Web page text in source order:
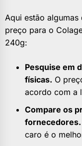
Aqui estão
preço para o
240g:
Pesquise em
físicas. O
acordo com a
Compare os
fornecedores.
caro é o